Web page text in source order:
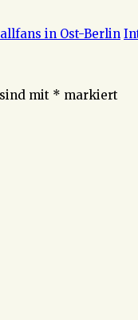
in Ost-Berlin
mit * markiert